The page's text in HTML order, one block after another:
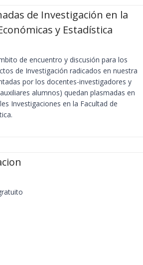
de Investigación en la
y Estadística
de encuentro y discusión para los
de Investigación radicados en nuestra
por los docentes-investigadores y
alumnos) quedan plasmadas en
Investigaciones en la Facultad de